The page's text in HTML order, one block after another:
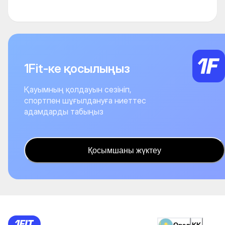
1Fit-ке қосылыңыз
Қауымның қолдауын сезініп,
спортпен шұғылдануға ниеттес
адамдарды табыңыз
Қосымшаны жүктеу